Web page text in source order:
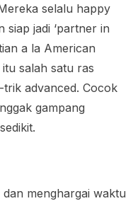
selalu happy
siap jadi ‘partner in
a la American
salah satu ras
advanced. Cocok
gampang
menghargai waktu